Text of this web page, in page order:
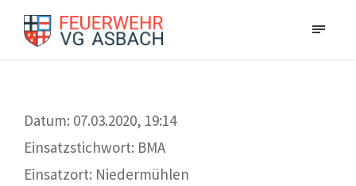
Datum: 07.03.2020, 19:14
Einsatzstichwort: BMA
Einsatzort: Niedermühlen